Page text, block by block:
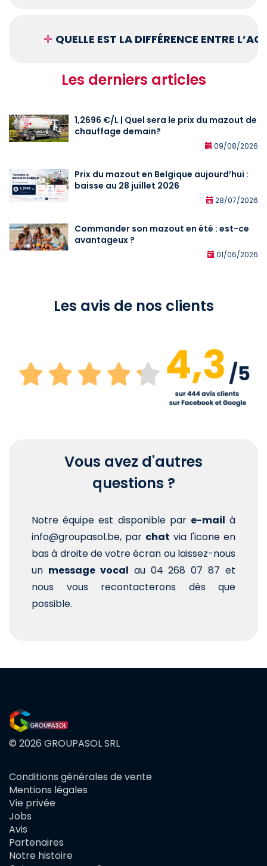
✛ QUELLE EST LA DIFFÉRENCE ENTRE
Les derniers articles
1,2696 €/L | Quel sera le prix du mazout de
chauffage demain?
09/08/2026
Prix du mazout en Belgique aujourd’hui :
baisse au 28 juillet 2026
28/07/2026
Commander son mazout en été : est-ce
avantageux ?
01/06/2026
Les avis de nos clients
Vous avez d'autres
questions ?
Notre équipe est disponible par e-mail à
info@groupasol.be, par chat via l'icone en
bas à droite de votre écran ou laissez-nous
un message vocal au 04 268 07 87 et
nous vous recontacterons dès que
possible.
© 2026 GROUPASOL SRL
FOOTER
MENU
Conditions générales de vente
Mentions légales
Vie privée
Jobs
Avis
Partenaires
Notre histoire